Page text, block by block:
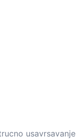
usavrsavanje